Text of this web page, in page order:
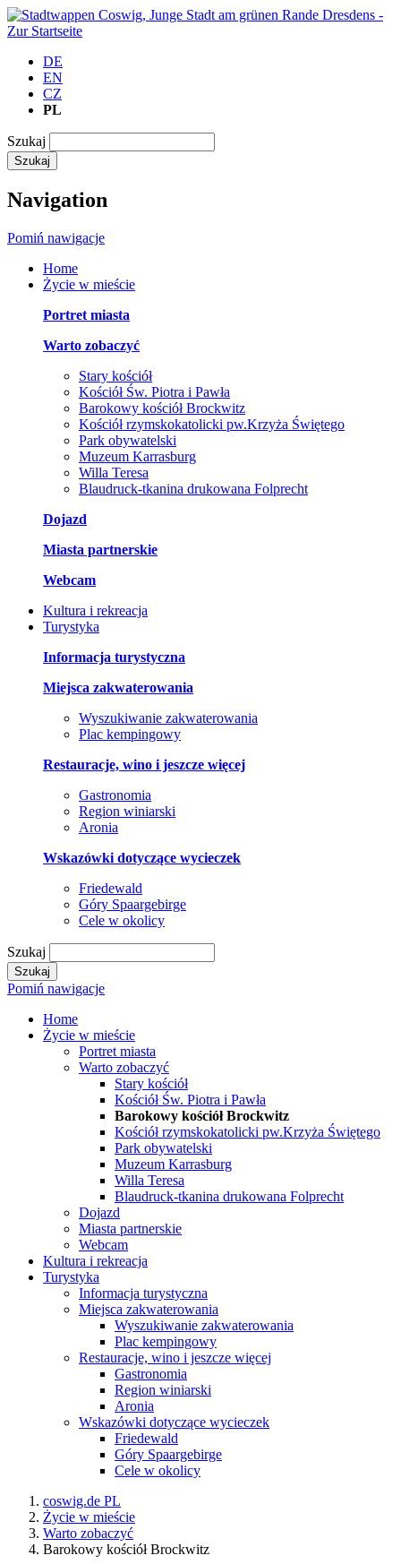
DE
EN
CZ
PL
Szukaj
Szukaj
Navigation
Pomiń nawigacje
Home
Życie w mieście
Portret miasta
Warto zobaczyć
Stary kościół
Kościół Św. Piotra i Pawła
Barokowy kościół Brockwitz
Kościół rzymskokatolicki pw.Krzyża Świętego
Park obywatelski
Muzeum Karrasburg
Willa Teresa
Blaudruck-tkanina drukowana Folprecht
Dojazd
Miasta partnerskie
Webcam
Kultura i rekreacja
Turystyka
Informacja turystyczna
Miejsca zakwaterowania
Wyszukiwanie zakwaterowania
Plac kempingowy
Restauracje, wino i jeszcze więcej
Gastronomia
Region winiarski
Aronia
Wskazówki dotyczące wycieczek
Friedewald
Góry Spaargebirge
Cele w okolicy
Szukaj
Szukaj
Pomiń nawigacje
Home
Życie w mieście
Portret miasta
Warto zobaczyć
Stary kościół
Kościół Św. Piotra i Pawła
Barokowy kościół Brockwitz
Kościół rzymskokatolicki pw.Krzyża Świętego
Park obywatelski
Muzeum Karrasburg
Willa Teresa
Blaudruck-tkanina drukowana Folprecht
Dojazd
Miasta partnerskie
Webcam
Kultura i rekreacja
Turystyka
Informacja turystyczna
Miejsca zakwaterowania
Wyszukiwanie zakwaterowania
Plac kempingowy
Restauracje, wino i jeszcze więcej
Gastronomia
Region winiarski
Aronia
Wskazówki dotyczące wycieczek
Friedewald
Góry Spaargebirge
Cele w okolicy
coswig.de PL
Życie w mieście
Warto zobaczyć
Barokowy kościół Brockwitz